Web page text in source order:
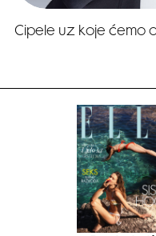
Cipele uz koje ćemo